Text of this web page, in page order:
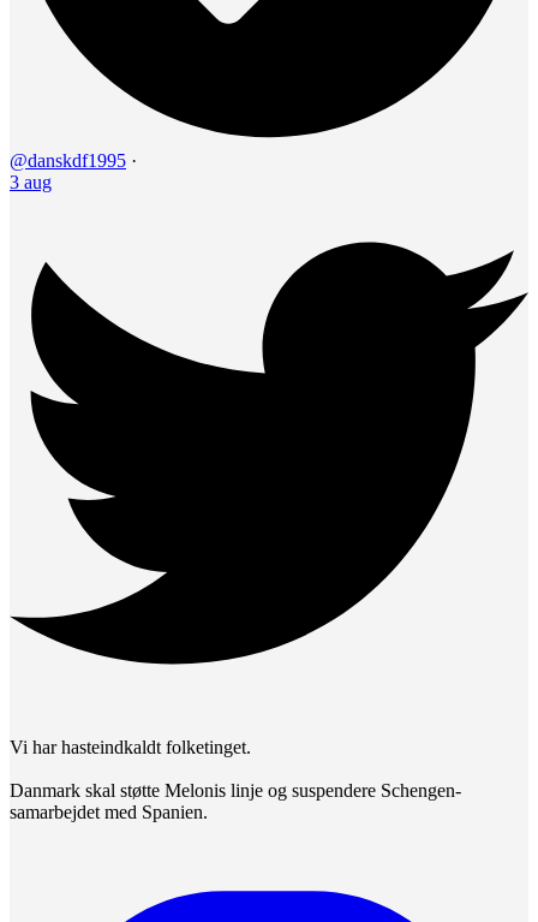
@danskdf1995 ·
3 aug
Vi har hasteindkaldt folketinget.
Danmark skal støtte Melonis linje og suspendere Schengen-
samarbejdet med Spanien.